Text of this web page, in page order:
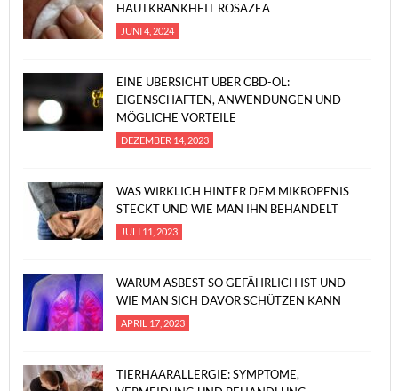
HAUTKRANKHEIT ROSAZEA
JUNI 4, 2024
EINE ÜBERSICHT ÜBER CBD-ÖL:
EIGENSCHAFTEN, ANWENDUNGEN UND
MÖGLICHE VORTEILE
DEZEMBER 14, 2023
WAS WIRKLICH HINTER DEM MIKROPENIS
STECKT UND WIE MAN IHN BEHANDELT
JULI 11, 2023
WARUM ASBEST SO GEFÄHRLICH IST UND
WIE MAN SICH DAVOR SCHÜTZEN KANN
APRIL 17, 2023
TIERHAARALLERGIE: SYMPTOME,